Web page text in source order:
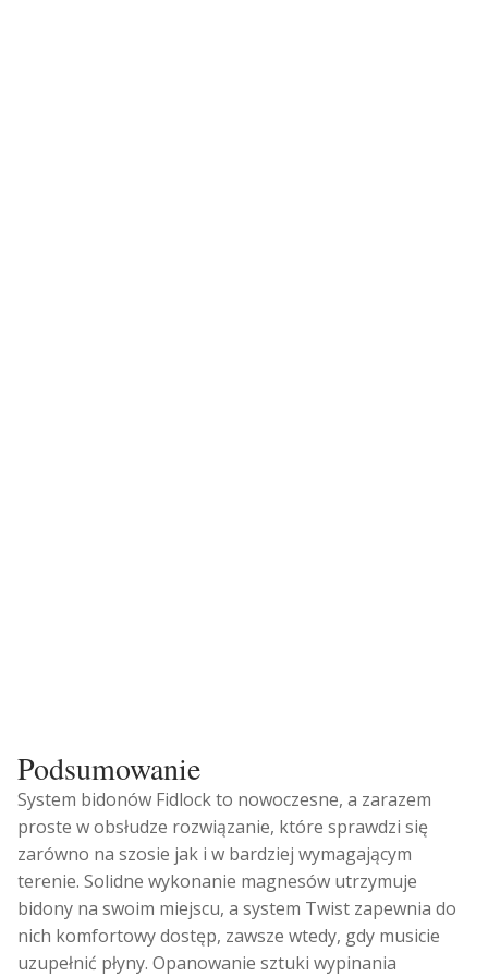
Podsumowanie
System bidonów Fidlock to nowoczesne, a zarazem
proste w obsłudze rozwiązanie, które sprawdzi się
zarówno na szosie jak i w bardziej wymagającym
terenie. Solidne wykonanie magnesów utrzymuje
bidony na swoim miejscu, a system Twist zapewnia do
nich komfortowy dostęp, zawsze wtedy, gdy musicie
uzupełnić płyny. Opanowanie sztuki wypinania